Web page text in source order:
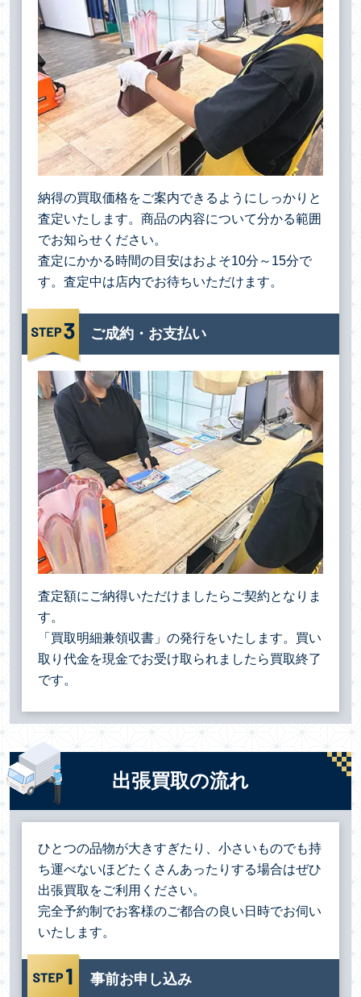
納得の買取価格をご案内できるようにしっかりと
査定いたします。商品の内容について分かる範囲
でお知らせください。
査定にかかる時間の目安はおよそ10分～15分で
す。査定中は店内でお待ちいただけます。
ご成約・お支払い
査定額にご納得いただけましたらご契約となりま
す。
「買取明細兼領収書」の発行をいたします。買い
取り代金を現金でお受け取られましたら買取終了
です。
出張買取の流れ
ひとつの品物が大きすぎたり、小さいものでも持
ち運べないほどたくさんあったりする場合はぜひ
出張買取をご利用ください。
完全予約制でお客様のご都合の良い日時でお伺い
いたします。
事前お申し込み